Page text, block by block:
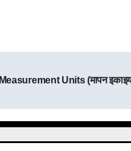
Measurement Units (मापन